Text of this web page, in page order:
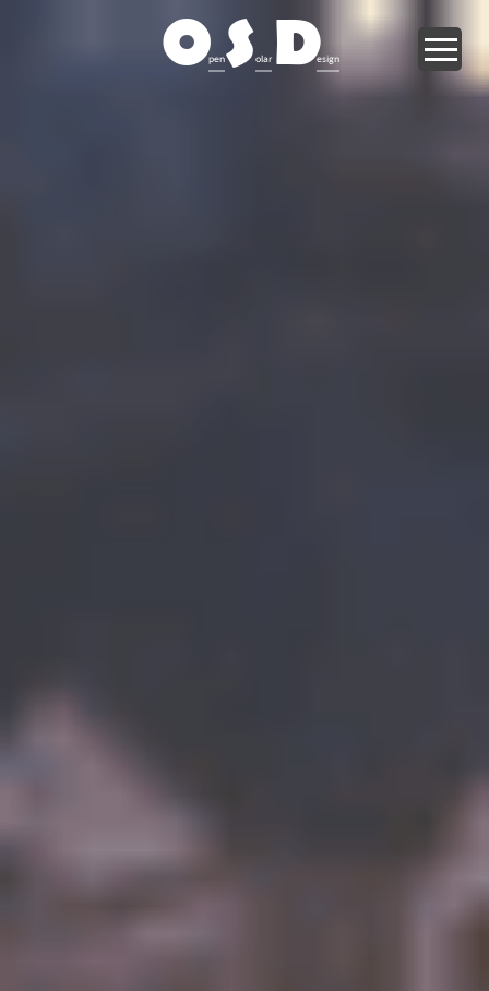
OpenSolar Design